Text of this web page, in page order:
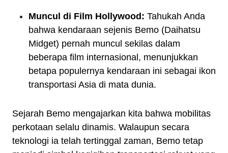
Muncul di Film Hollywood: Tahukah Anda
bahwa kendaraan sejenis Bemo (Daihatsu
Midget) pernah muncul sekilas dalam
beberapa film internasional, menunjukkan
betapa populernya kendaraan ini sebagai ikon
transportasi Asia di mata dunia.
Sejarah Bemo mengajarkan kita bahwa mobilitas
perkotaan selalu dinamis. Walaupun secara
teknologi ia telah tertinggal zaman, Bemo tetap